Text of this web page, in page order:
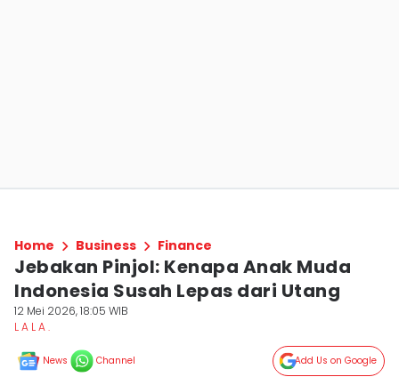
Home Business Finance
Jebakan Pinjol: Kenapa Anak Muda
Indonesia Susah Lepas dari Utang
12 Mei 2026, 18:05 WIB
L A L A .
News Channel Add Us on Google